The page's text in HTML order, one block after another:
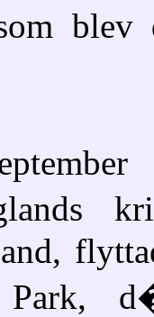
blev
Park,